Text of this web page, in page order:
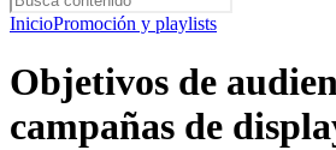
InicioPromoción y playlists
Objetivos de
campañas de